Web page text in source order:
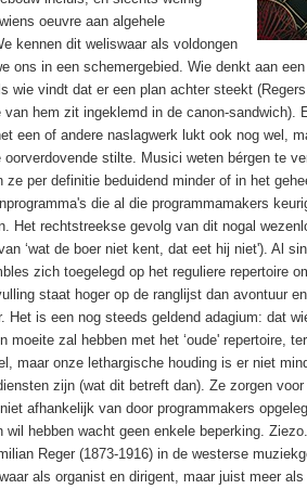
oeuvre aan algehele
kennen dit weliswaar als voldongen
ons in een schemergebied. Wie denkt aan
wie vindt dat er een plan achter steekt
hem zit ingeklemd in de canon-sandwich).
een of andere naslagwerk lukt ook nog wel,
stilte. Musici weten bérgen te
per definitie beduidend minder of in het
die al die programmamakers
Het rechtstreekse gevolg van dit nogal
‘wat de boer niet kent, dat eet hij niet'). Al
zich toegelegd op het reguliere repertoire
staat hoger op de ranglijst dan avontuur
Het is een nog steeds geldend adagium: dat
moeite zal hebben met het ‘oude' repertoire,
maar onze lethargische houding is er niet
zijn (wat dit betreft dan). Ze zorgen
afhankelijk van door programmakers
hebben wacht geen enkele beperking.
Reger (1873-1916) in de westerse
als organist en dirigent, maar juist meer